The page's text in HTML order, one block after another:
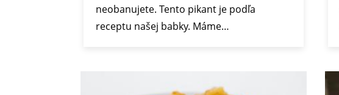
neobanujete. Tento pikant je podľa
receptu našej babky. Máme…